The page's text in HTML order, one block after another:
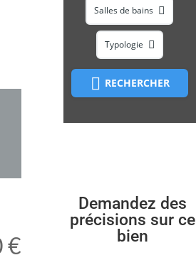
€
Salles de bains
Typologie
RECHERCHER
Demandez des
précisions sur ce
bien